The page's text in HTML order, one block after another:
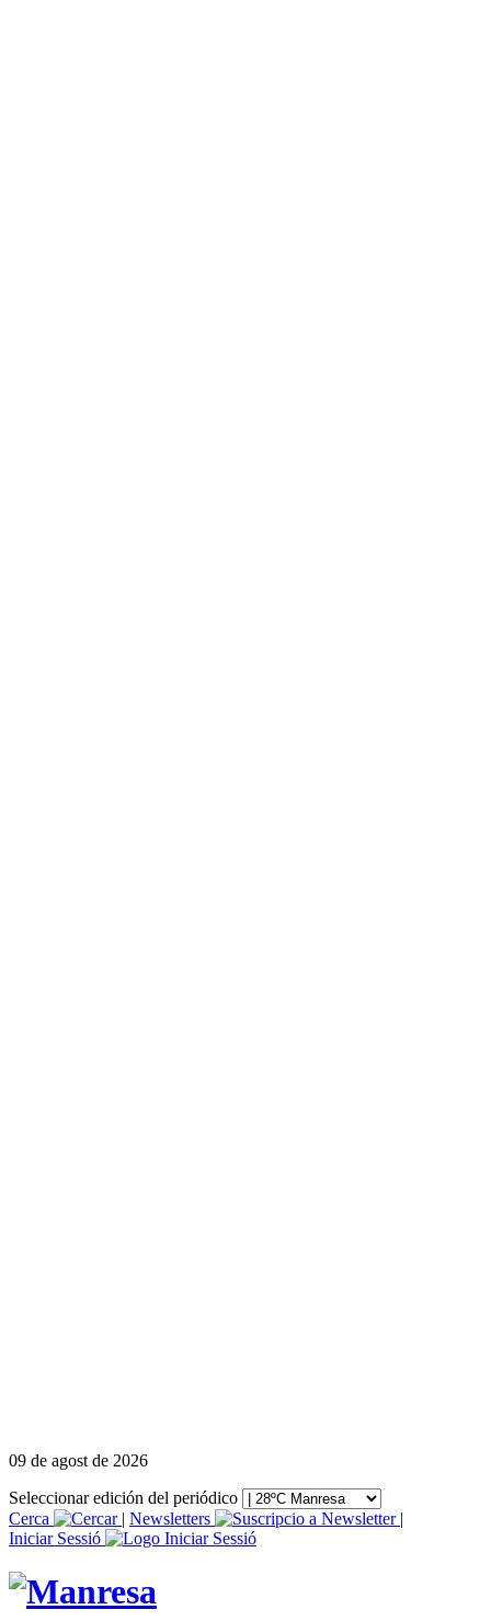
09 de agost de 2026
Seleccionar edición del periódico
Cerca
| Newsletters
|
Iniciar Sessió